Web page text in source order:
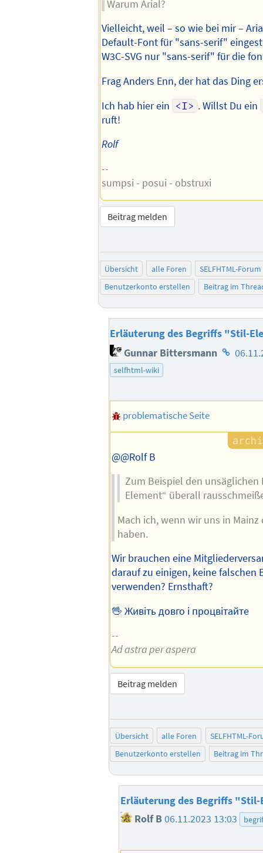
Warum Arial?
Vielleicht, weil – so wie bei mir –
Default-Font für "sans-serif"
W3C-SVG nur "sans-serif" für die
Frag Anders Enn, der hat das Ding
Ich hab hier ein <I> . Willst Du ein
ruft!
Rolf
--
sumpsi - posui - obstruxi
Beitrag melden
Übersicht alle Foren
SELFHTML-Forum
Benutzerkonto erstellen
Beitrag im
Erläuterung des Begriffs "Stil-
Gunnar Bittersmann
selfhtml-wiki
problematische Seite
@@Rolf B
Zum Beispiel den unsäglichen
Element“ überall
Mach ich, wenn wir uns in
haben.
Wir brauchen eine
darauf zu einigen, keine falschen
verwenden? Ernsthaft?
🖖 Живіть довго і процвітайте
--
Ad astra per aspera
Beitrag melden
Übersicht alle Foren
SELFHTML-
Benutzerkonto erstellen
Beitrag im
Erläuterung des Begriffs
Rolf B06.11.2023 13:03